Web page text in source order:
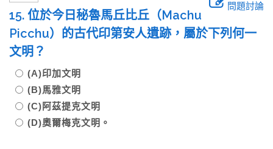
問題討論
15. 位於今日秘魯馬丘比丘（Machu
Picchu）的古代印第安人遺跡，屬於下列何一
文明？
(A)印加文明
(B)馬雅文明
(C)阿茲提克文明
(D)奧爾梅克文明。